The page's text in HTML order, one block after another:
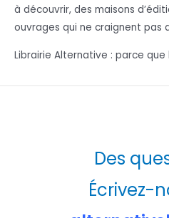
à découvrir, des maisons
ouvrages qui ne craignent pas
Librairie Alternative : parce que
Des
Écrivez-